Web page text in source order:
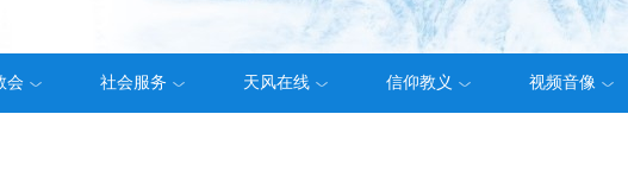
会 社会服务 天风在线 信仰教义 视频音像